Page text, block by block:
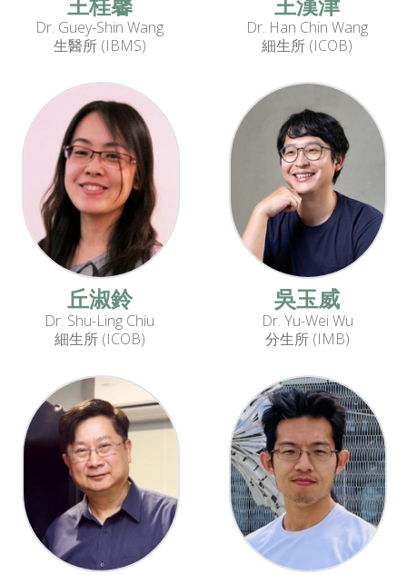
Dr. Guey-Shin Wang
生醫所 (IBMS)
Dr. Han Chin Wang
細生所 (ICOB)
丘淑鈴
Dr. Shu-Ling Chiu
細生所 (ICOB)
吳玉威
Dr. Yu-Wei Wu
分生所 (IMB)